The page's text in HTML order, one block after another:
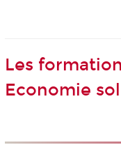
Les
Economie